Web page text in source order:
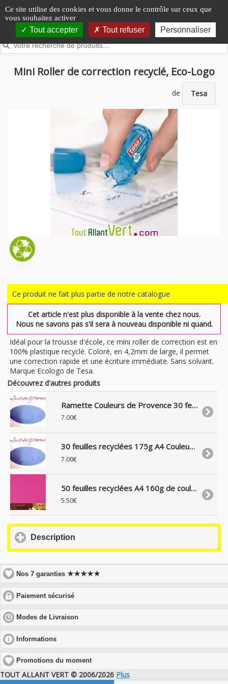
Panneau de gestion des cookies
Ce site utilise des cookies et vous donne le contrôle sur ceux que
vous souhaitez activer
Tout accepter Tout refuser Personnaliser
Mini Roller de correction recyclé, Eco-Logo
de Tesa
Ce produit ne fait plus partie de notre catalogue
Cet article n'est plus disponible à la vente chez nous.
Nous ne savons pas s'il sera à nouveau disponible ni quand.
Idéal pour la trousse d'école, ce mini roller de correction est en
100% plastique recyclé. Coloré, en 4,2mm de large, il permet
une correction rapide et une écriture immédiate. Sans solvant.
Marque Ecologo de Tesa.
Découvrez d'autres produits
Ramette Couleurs de Provence 30 feuilles recyclées 175g bleu
7.00€
30 feuilles recyclées 175g A4 Couleurs de Provence
7.00€
50 feuilles recyclées A4 160g de couleur Gamme Forever
5.50€
Description
contents
Nos 7 garanties★★★★★
Paiement sécurisé
to
expand
contents
Modes de Livraison
to
Informations
to
expand
contents
Promotions du moment
TOUT ALLANT VERT © 2006/2026 Plus